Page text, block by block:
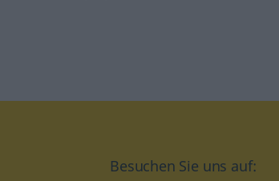
Besuchen Sie uns auf: